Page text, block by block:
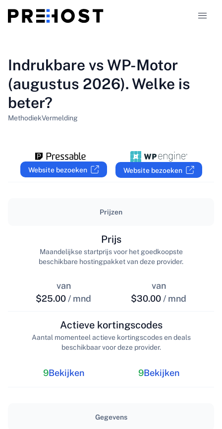
Vergelijkingen
NL
Indrukbare vs WP-Motor
(augustus 2026). Welke is
beter?
MethodiekVermelding
Website bezoeken Website bezoeken
Prijzen
van
$25.00 / mnd
Prijs
Maandelijkse startprijs voor het goedkoopste
beschikbare hostingpakket van deze provider.
van
$30.00 / mnd
9Bekijken
Actieve kortingscodes
Aantal momenteel actieve kortingscodes en deals
beschikbaar voor deze provider.
9Bekijken
Gegevens